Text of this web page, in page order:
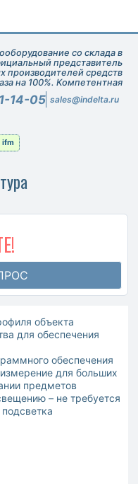
со склада в
представитель
производителей средств
на 100%. Компетентная
подборе оборудования.
14-05 sales@indelta.ru
ifm
объекта
для обеспечения
обеспечения
для больших
предметов
– не требуется